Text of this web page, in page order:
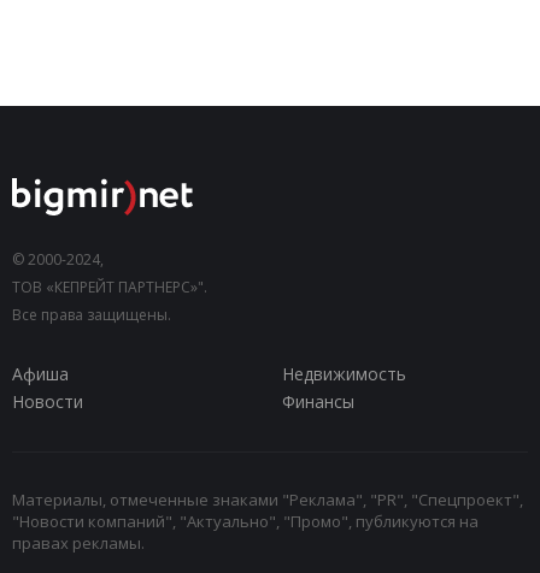
© 2000-2024,
ТОВ «КЕПРЕЙТ ПАРТНЕРС»".
Все права защищены.
Афиша
Недвижимость
Новости
Финансы
Материалы, отмеченные знаками "Реклама", "PR", "Спецпроект",
"Новости компаний", "Актуально", "Промо", публикуются на
правах рекламы.